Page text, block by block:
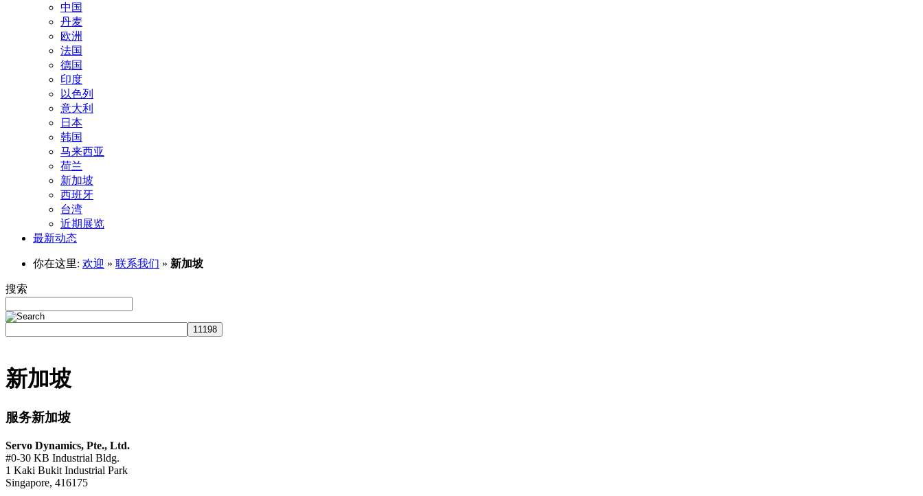
中国
丹麦
欧洲
法国
德国
印度
以色列
意大利
日本
韩国
马来西亚
荷兰
新加坡
西班牙
台湾
近期展览
最新动态
你在这里: 欢迎 » 联系我们 » 新加坡
搜索
新加坡
服务新加坡
Servo Dynamics, Pte., Ltd.
#0-30 KB Industrial Bldg.
1 Kaki Bukit Industrial Park
Singapore, 416175